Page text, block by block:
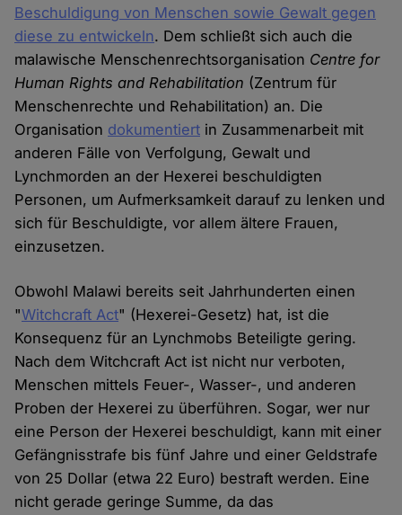
Beschuldigung von Menschen sowie Gewalt gegen
diese zu entwickeln. Dem schließt sich auch die
malawische Menschenrechtsorganisation Centre for
Human Rights and Rehabilitation (Zentrum für
Menschenrechte und Rehabilitation) an. Die
Organisation dokumentiert in Zusammenarbeit mit
anderen Fälle von Verfolgung, Gewalt und
Lynchmorden an der Hexerei beschuldigten
Personen, um Aufmerksamkeit darauf zu lenken und
sich für Beschuldigte, vor allem ältere Frauen,
einzusetzen.
Obwohl Malawi bereits seit Jahrhunderten einen
"Witchcraft Act" (Hexerei-Gesetz) hat, ist die
Konsequenz für an Lynchmobs Beteiligte gering.
Nach dem Witchcraft Act ist nicht nur verboten,
Menschen mittels Feuer-, Wasser-, und anderen
Proben der Hexerei zu überführen. Sogar, wer nur
eine Person der Hexerei beschuldigt, kann mit einer
Gefängnisstrafe bis fünf Jahre und einer Geldstrafe
von 25 Dollar (etwa 22 Euro) bestraft werden. Eine
nicht gerade geringe Summe, da das